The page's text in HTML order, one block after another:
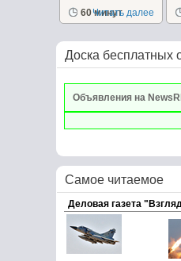
повседневный...
60 минут
Читать далее
Доска бесплатных
Объявления на
Самое читаемое